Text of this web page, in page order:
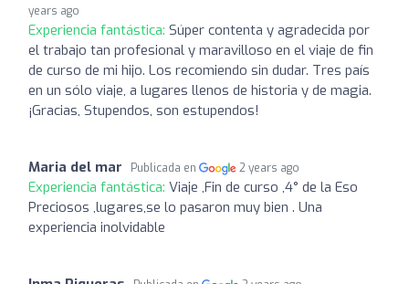
years ago
Experiencia fantástica: Súper contenta y agradecida por
el trabajo tan profesional y maravilloso en el viaje de fin
de curso de mi hijo. Los recomiendo sin dudar. Tres país
en un sólo viaje, a lugares llenos de historia y de magia.
¡Gracias, Stupendos, son estupendos!
Maria del mar Publicada en 2 years ago
Experiencia fantástica: Viaje ,Fin de curso ,4° de la Eso
Preciosos ,lugares,se lo pasaron muy bien . Una
experiencia inolvidable